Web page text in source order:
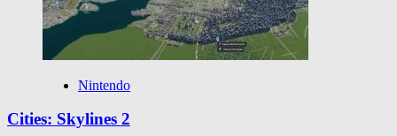
Nintendo
Cities: Skylines 2